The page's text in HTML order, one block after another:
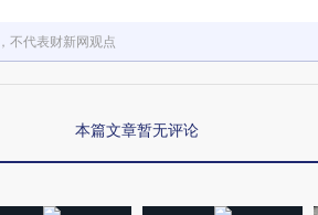
不代表财新网观点
本篇文章暂无评论